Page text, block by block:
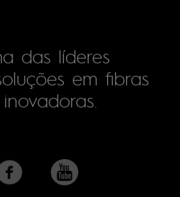
das líderes
em fibras